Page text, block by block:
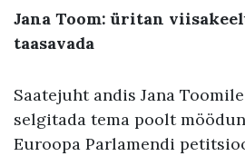
Jana Toom: üritan
taasavada
Saatejuht andis Jana
selgitada tema poolt
Euroopa Parlamendi